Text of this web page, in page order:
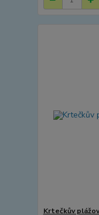
Krtečkův